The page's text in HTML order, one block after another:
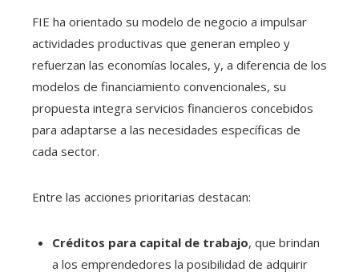
FIE ha orientado su modelo de negocio a impulsar
actividades productivas que generan empleo y
refuerzan las economías locales, y, a diferencia de los
modelos de financiamiento convencionales, su
propuesta integra servicios financieros concebidos
para adaptarse a las necesidades específicas de
cada sector.
Entre las acciones prioritarias destacan:
Créditos para capital de trabajo, que brindan
a los emprendedores la posibilidad de adquirir